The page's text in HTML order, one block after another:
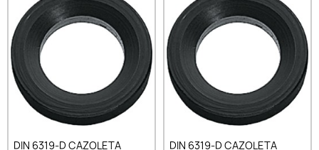
DIN 6319-D CAZOLETA
DIN 6319-D CAZOLETA